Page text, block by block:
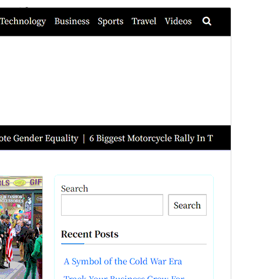
कमर्शियल थीम
This theme is free but offers additional paid
संस्करण
1.0.12
PHP version
थीम होमपेज